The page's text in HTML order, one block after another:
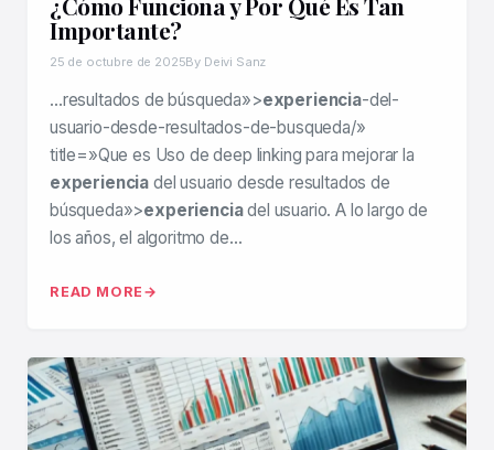
Importante?
25 de octubre de 2025By Deivi Sanz
…resultados de búsqueda»>experiencia-del-
usuario-desde-resultados-de-busqueda/»
title=»Que es Uso de deep linking para mejorar la
experiencia del usuario desde resultados de
búsqueda»>experienciadel usuario. A lo largo de
los años, el algoritmo de…
READ MORE